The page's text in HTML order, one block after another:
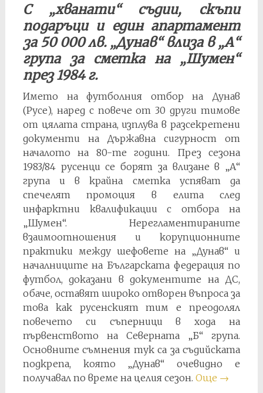
С „хванати“ съдии, скъпи
подаръци и един апартамент
за 50 000 лв. „Дунав“ влиза в „А“
група за сметка на „Шумен“
през 1984 г.
Името на футболния отбор на Дунав
(Русе), наред с повече от 30 други тимове
от цялата страна, изплува в разсекретени
документи на Държавна сигурност от
началото на 80-те години. През сезона
1983/84 русенци се борят за влизане в „А“
група и в крайна сметка успяват да
спечелят промоция в елита след
инфарктни квалификации с отбора на
„Шумен“. Нерегламентираните
взаимоотношения и корупционните
практики между шефовете на „Дунав“ и
началниците на Българската федерация по
футбол, доказани в документите на ДС,
обаче, оставят широко отворен въпроса за
това как русенският тим е преодолял
повечето си съперници в хода на
първенството на Северната „Б“ група.
Основните съмнения тук са за съдийската
подкрепа, която „Дунав“ очевидно е
получавал по време на целия сезон. Още →